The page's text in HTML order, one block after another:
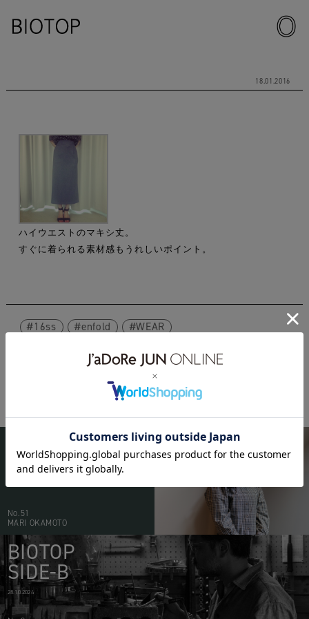
18.01.2016
ハイウエストのマキシ丈。
すぐに着られる素材感もうれしいポイント。
16ss enfold WEAR
BIOTOP
PEOPLE
No.51
MARI OKAMOTO
BIOTOP
SIDE-B
28.10.2024